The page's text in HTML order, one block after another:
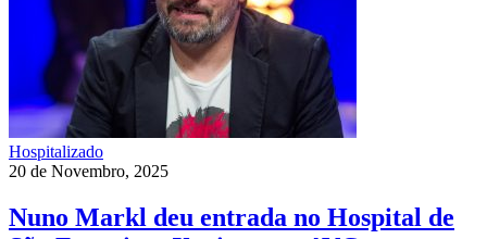
Hospitalizado
20 de Novembro, 2025
Nuno Markl deu entrada no Hospital de